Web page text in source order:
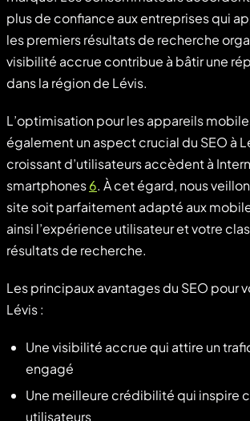
plus de confiance aux entreprises qui
les premiers résultats de recherche
visibilité accrue contribue à bâtir une
dans la région de Lévis.
L’optimisation pour les appareils
également un aspect crucial du SEO à
croissant d’utilisateurs accèdent à
smartphones6. À cet égard, nous
site soit parfaitement adapté aux
ainsi l’expérience utilisateur et votre
résultats de recherche.
Les principaux avantages du SEO pour
Lévis :
Une visibilité accrue qui attire un
engagé
Une meilleure crédibilité qui inspire
utilisateurs